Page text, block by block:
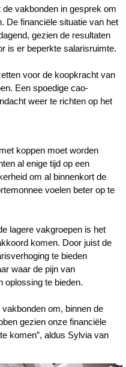
vakbonden in gesprek om
De financiële situatie van het
gezien de resultaten
is er beperkte salarisruimte.
voor de koopkracht van
Een spoedige cao-
weer te richten op het
koppen moet worden
al enige tijd op een
om al binnenkort de
voelen beter op te
lagere vakgroepen is het
komen. Door juist de
te bieden
waar de pijn van
oplossing te bieden.
om, binnen de
gezien onze financiële
komen”, aldus Sylvia van